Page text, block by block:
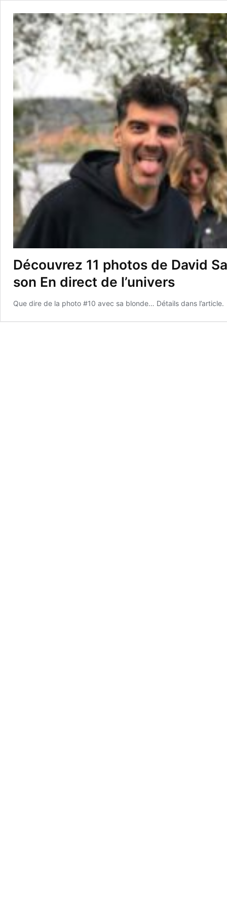
Découvrez 11 photos de David
son En direct de l’univers
Que dire de la photo #10 avec sa blonde… Détails dans l’article.